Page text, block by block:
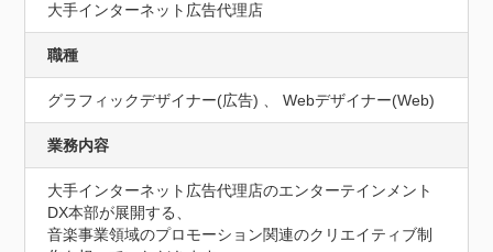
大手インターネット広告代理店
職種
グラフィックデザイナー(広告) 、 Webデザイナー(Web)
業務内容
大手インターネット広告代理店のエンターテインメント
DX本部が展開する、
音楽事業領域のプロモーション関連のクリエイティブ制